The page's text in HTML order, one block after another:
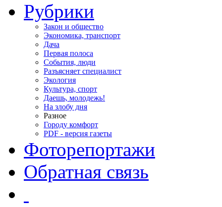
Рубрики
Закон и общество
Экономика, транспорт
Дача
Первая полоса
События, люди
Разъясняет специалист
Экология
Культура, спорт
Даешь, молодежь!
На злобу дня
Разное
Городу комфорт
PDF - версия газеты
Фоторепортажи
Обратная связь